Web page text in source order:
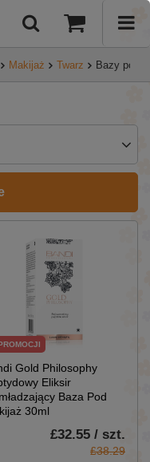
Makijaż Twarz Bazy pod
Gold Philosophy
Eliksir
Baza Pod
30ml
£32.55 / szt.
£38.29